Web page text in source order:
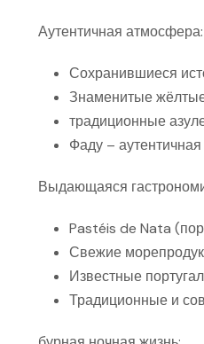
Аутентичная атмосфера:
Сохранившиеся
Знаменитые
традиционные
Фаду –
Выдающаяся
Pastéis de Nata
Свежие
Известные
Традиционные и